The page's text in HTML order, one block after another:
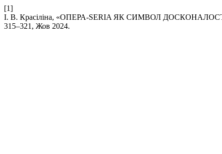
[1]
І. В. Красіліна, «ОПЕРА-SERIA ЯК СИМВОЛ
315–321, Жов 2024.